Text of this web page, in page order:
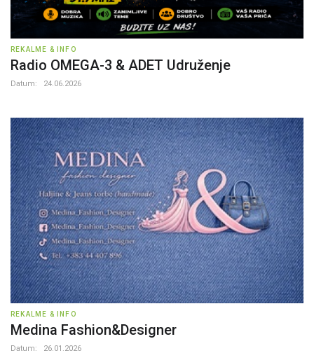
REKALME & INFO
Radio OMEGA-3 & ADET Udruženje
Datum: 24.06.2026
REKALME & INFO
Medina Fashion&Designer
Datum: 26.01.2026